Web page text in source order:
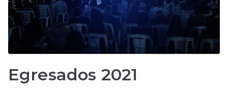
Egresados 2021